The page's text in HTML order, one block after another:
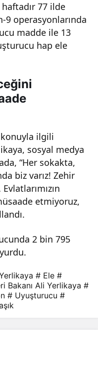
77 ilde
operasyonlarında
madde ile 13
hap ele
konuyla ilgili
sosyal medya
“Her sokakta,
biz varız! Zehir
etmiyoruz,
2 bin 795
# Ele #
Bakanı Ali Yerlikaya #
# Uyuşturucu #